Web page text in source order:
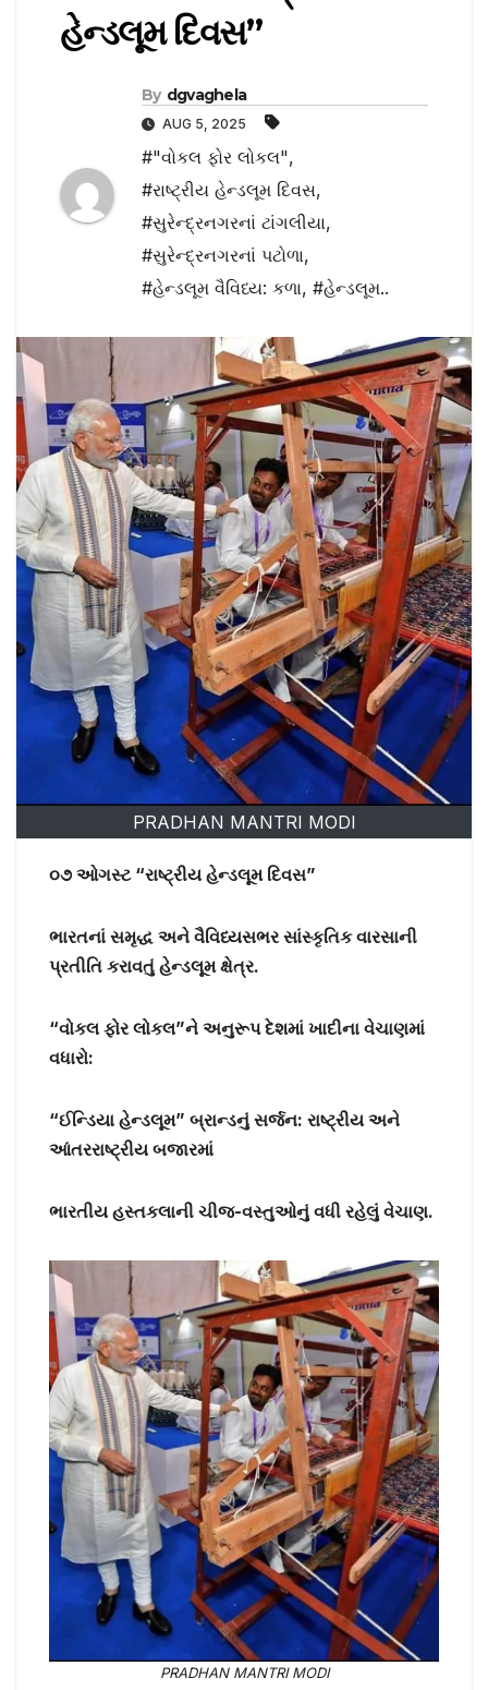
હેન્ડલૂમ દિવસ”
By dgvaghela
AUG 5, 2025
#"વોકલ ફોર લોકલ",
#રાષ્ટ્રીય હેન્ડલૂમ દિવસ,
#સુરેન્દ્રનગરનાં ટાંગલીયા,
#સુરેન્દ્રનગરનાં પટોળા,
#હેન્ડલૂમ વૈવિધ્ય: કળા, #હેન્ડલૂમ..
PRADHAN MANTRI MODI
૦૭ ઓગસ્ટ “રાષ્ટ્રીય હેન્ડલૂમ દિવસ”
ભારતનાં સમૃદ્ધ અને વૈવિધ્યસભર સાંસ્કૃતિક વારસાની
પ્રતીતિ કરાવતું હેન્ડલૂમ ક્ષેત્ર.
“વોકલ ફોર લોકલ”ને અનુરૂપ દેશમાં ખાદીના વેચાણમાં
વધારો:
“ઈન્ડિયા હેન્ડલૂમ” બ્રાન્ડનું સર્જન: રાષ્ટ્રીય અને
આંતરરાષ્ટ્રીય બજારમાં
ભારતીય હસ્તકલાની ચીજ-વસ્તુઓનું વધી રહેલું વેચાણ.
PRADHAN MANTRI MODI